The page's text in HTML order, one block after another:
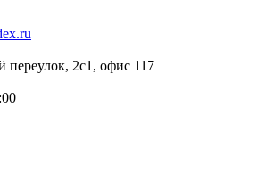
переулок, 2с1, офис 117